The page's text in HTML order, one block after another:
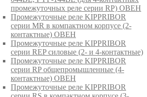
промежуточных реле серии RP) ОВЕН
Промежуточные реле KIPPRIBOR
серии MR в компактном корпусе (2-
контактные) ОВЕН
Промежуточные реле KIPPRIBOR
серии REP силовые (2- и 4-контактные)
Промежуточные реле KIPPRIBOR
серии RP общепромышленные (4-
контактные) ОВЕН
Промежуточные реле KIPPRIBOR